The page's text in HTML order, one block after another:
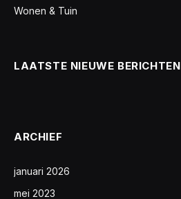
Wonen & Tuin
LAATSTE NIEUWE BERICHTEN
ARCHIEF
januari 2026
mei 2023